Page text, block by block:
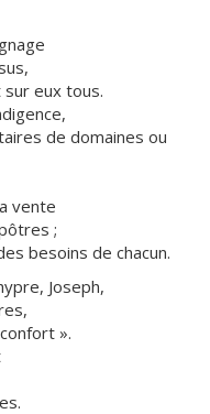
eux tous.
de domaines ou
vente
;
besoins de chacun.
Joseph,
».